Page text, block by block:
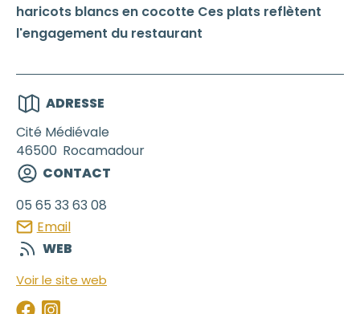
haricots blancs en cocotte Ces plats reflètent
l'engagement du restaurant
ADRESSE
Cité Médiévale
46500 Rocamadour
CONTACT
05 65 33 63 08
Email
WEB
Voir le site web